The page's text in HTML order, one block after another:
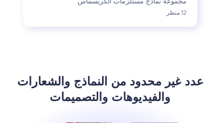
12 منظر
عدد غير محدود من النماذج والشعارات
والفيديوهات والتصميمات